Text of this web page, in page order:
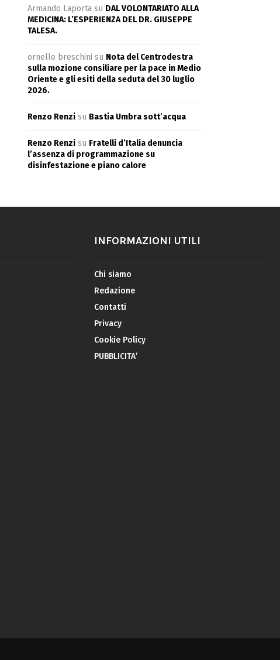
Armando Laporta su DAL VOLONTARIATO ALLA
MEDICINA: L’ESPERIENZA DEL DR. GIUSEPPE
TALESA.
ornello breschini su Nota del Centrodestra
sulla mozione consiliare per la pace in Medio
Oriente e gli esiti della seduta del 30 luglio
2026.
Renzo Renzi su Bastia Umbra sott’acqua
Renzo Renzi su Fratelli d’Italia denuncia
l’assenza di programmazione su
disinfestazione e piano calore
INFORMAZIONI UTILI
Chi siamo
Redazione
Contatti
Privacy
Cookie Policy
PUBBLICITA’